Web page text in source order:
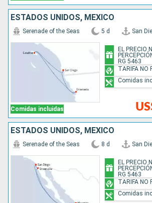
ESTADOS UNIDOS, MÉXICO
Comidas incluidas
Serenade of the Seas 5 d San
EL PRECIO
RG 5463
TARIFA NO
Comidas
ESTADOS UNIDOS, MÉXICO
Serenade of the Seas 8 d San
EL PRECIO
RG 5463
TARIFA NO
Comidas